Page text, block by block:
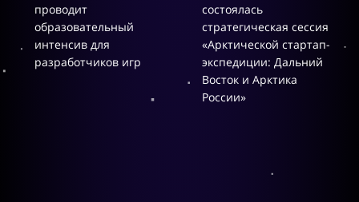
проводит
образовательный
интенсив для
разработчиков игр
состоялась
стратегическая сессия
«Арктической стартап-
экспедиции: Дальний
Восток и Арктика
России»